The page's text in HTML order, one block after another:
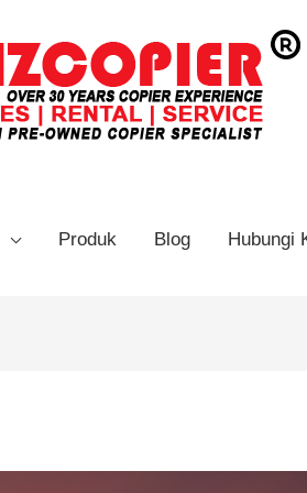
Produk Blog Hubungi